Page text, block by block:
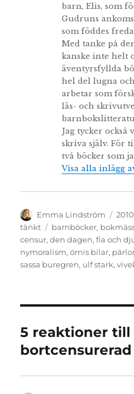
barn, Elis, som
Gudruns
som föddes
Med tanke på
kanske inte helt
äventyrsfyllda
hel del lugna
arbetar som
läs- och
Jag tycker också
skriva själv. För
två böcker som
Visa alla inlägg
Författare
Emma Lindström
den
tänkt
Etiketter
barnböcker,
censur,den dagen,fia och
nymoralism,örnis bilar,
sassa buregren, ulf stark,
5 reaktioner till